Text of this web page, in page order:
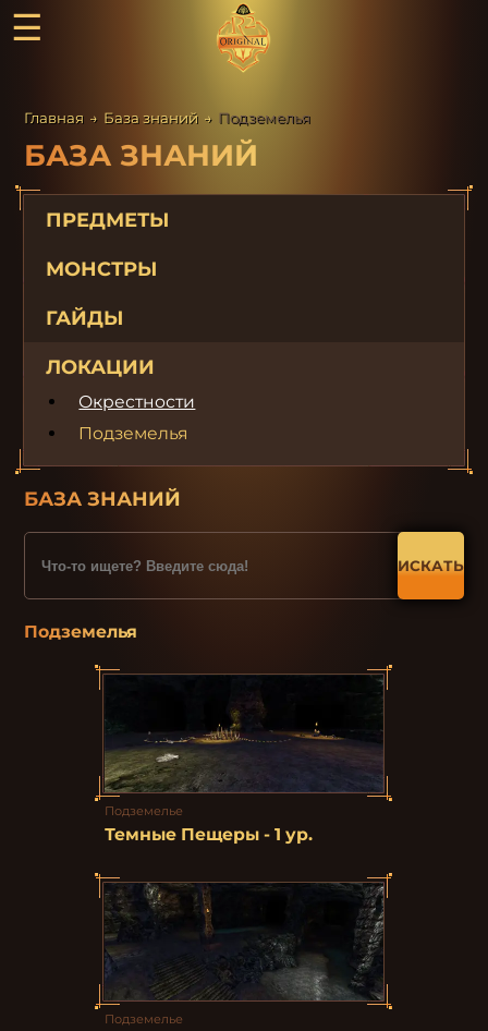
☰
Главная → База знаний → Подземелья
БАЗА ЗНАНИЙ
ПРЕДМЕТЫ
МОНСТРЫ
ГАЙДЫ
ЛОКАЦИИ
Окрестности
Подземелья
БАЗА ЗНАНИЙ
ИСКАТЬ
Подземелья
Подземелье
Темные Пещеры - 1 ур.
Подземелье